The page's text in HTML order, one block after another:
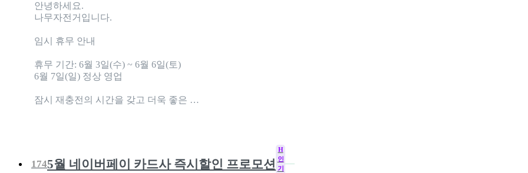
안녕하세요.
나무자전거입니다.
임시 휴무 안내
휴무 기간: 6월 3일(수) ~ 6월 6일(토)
6월 7일(일) 정상 영업
잠시 재충전의 시간을 갖고 더욱 좋은 …
1745월 네이버페이 카드사 즉시할인 프로모션
H
인
기